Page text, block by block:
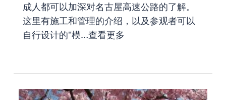
成人都可以加深对名古屋高速公路的了解。
这里有施工和管理的介绍，以及参观者可以
自行设计的"模…查看更多